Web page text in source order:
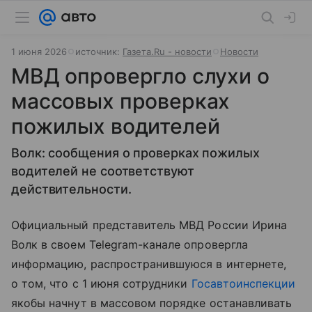
1 июня 2026 источник: Газета.Ru - новости Новости
МВД опровергло слухи о
массовых проверках
пожилых водителей
Волк: сообщения о проверках пожилых
водителей не соответствуют
действительности.
Официальный представитель МВД России Ирина
Волк в своем Telegram-канале опровергла
информацию, распространившуюся в интернете,
о том, что с 1 июня сотрудники Госавтоинспекции
якобы начнут в массовом порядке останавливать